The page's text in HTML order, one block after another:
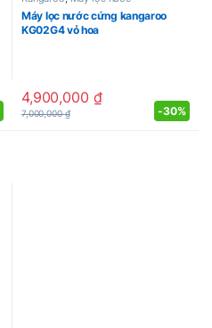
Máy lọc nước cứng kangaroo
KG02G4 vỏ hoa
4,900,000 ₫
7,000,000₫ -30%